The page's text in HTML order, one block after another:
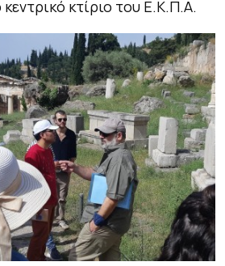
κεντρικό κτίριο του Ε.Κ.Π.Α.